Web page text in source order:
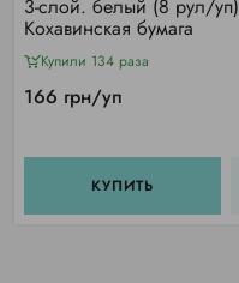
3-слой. белый (8 рул/уп)
Кохавинская бумага
Купили 134 раза
166 грн/уп
КУПИТЬ